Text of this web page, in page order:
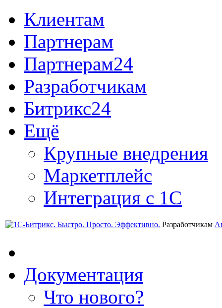
Клиентам
Партнерам
Партнерам24
Разработчикам
Битрикс24
Ещё
Крупные внедрения
Маркетплейс
Интеграция с 1С
Разработчикам
Документация
Что нового?